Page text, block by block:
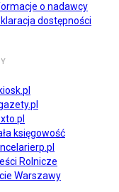
o nadawcy
dostępności
księgowość
Rolnicze
Warszawy